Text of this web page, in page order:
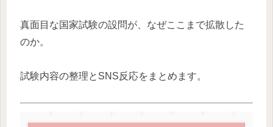
真面目な国家試験の設問が、なぜここまで拡散した
のか。
試験内容の整理とSNS反応をまとめます。